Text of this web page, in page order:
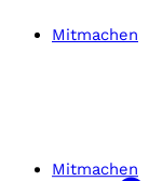
Mitmachen
Mitmachen